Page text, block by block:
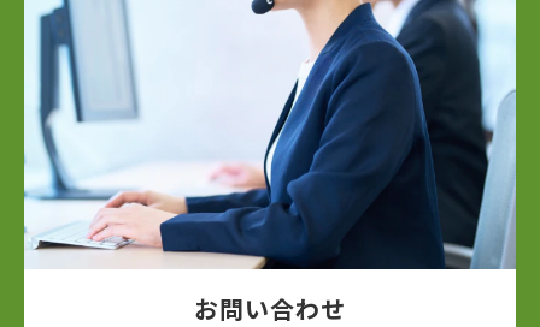
お問い合わせ